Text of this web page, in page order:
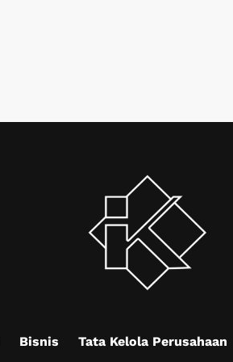
Bisnis Tata Kelola Perusahaan